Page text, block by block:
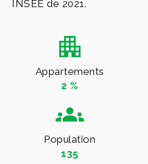
INSEE de 2021.
Appartements
2 %
Population
135